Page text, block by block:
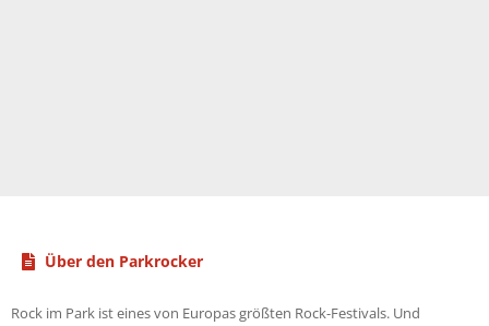
Über den Parkrocker
Rock im Park ist eines von Europas größten Rock-Festivals. Und